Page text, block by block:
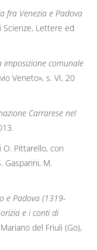
fra Venezia e Padova
Scienze, Lettere ed
imposizione comunale
Veneto», s. VI, 20
Carrarese nel
O. Pittarello, con
Gasparini, M.
e Padova (1319-
e i conti di
del Friuli (Go),